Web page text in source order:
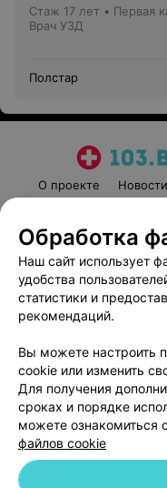
Стаж 17 лет • Первая
Врач УЗД
Полстар
О проекте
Обработка
Наш сайт использует
удобства
статистики и
рекомендаций.
Вы можете настроить
cookie или изменить
Для получения
сроках и порядке
можете ознакомиться
файлов cookie